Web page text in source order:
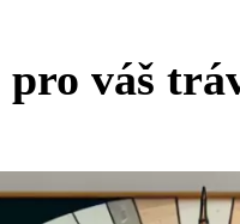
pro váš